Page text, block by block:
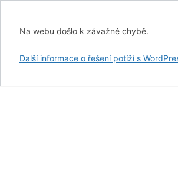
Na webu došlo k závažné chybě.
Další informace o řešení potíží s